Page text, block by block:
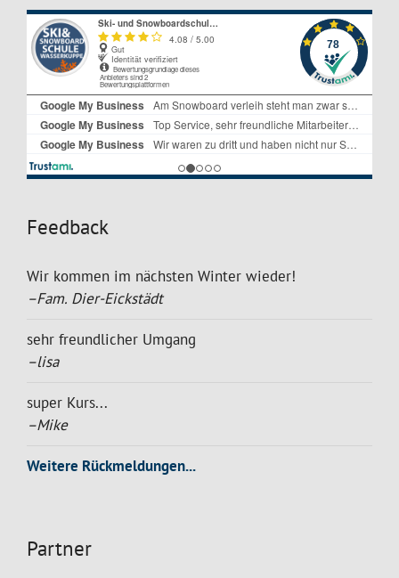
Feedback
Wir kommen im nächsten Winter wieder!
–Fam. Dier-Eickstädt
sehr freundlicher Umgang
–lisa
super Kurs...
–Mike
Weitere Rückmeldungen...
Partner